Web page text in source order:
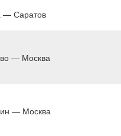
— Саратов
— Москва
— Москва